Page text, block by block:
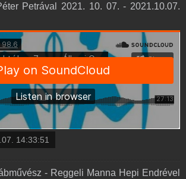
Petrával 2021. 10. 07. - 2021.10.07.
14:33:51
- Reggeli Manna Hepi Endrével